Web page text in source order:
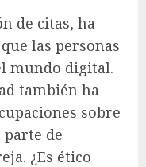
de citas, ha
las personas
mundo digital.
también ha
sobre
de
¿Es ético